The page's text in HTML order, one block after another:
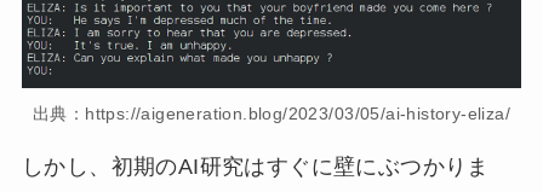
出典：https://aigeneration.blog/2023/03/05/ai-history-eliza/
しかし、初期のAI研究はすぐに壁にぶつかりま